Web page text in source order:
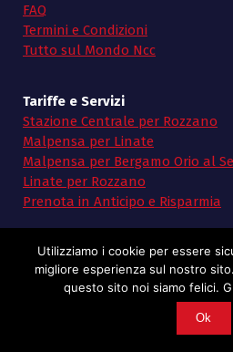
FAQ
Termini e Condizioni
Tutto sul Mondo Ncc
Tariffe e Servizi
Stazione Centrale per Rozzano
Malpensa per Linate
Malpensa per Bergamo Orio al
Linate per Rozzano
Prenota in Anticipo e Risparmia
Copyright © 2026 Taxi SoS |
Utilizziamo i cookie per essere
migliore esperienza sul nostro
questo sito noi siamo felici.
Ok